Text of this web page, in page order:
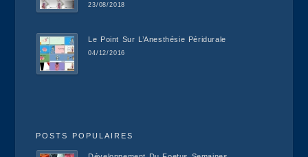
23/08/2018
Le Point Sur L’Anesthésie Péridurale
04/12/2016
POSTS POPULAIRES